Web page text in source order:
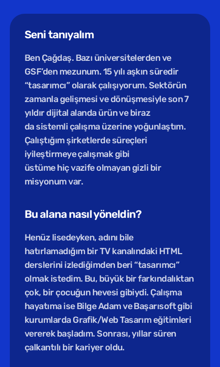
Seni tanıyalım
Ben Çağdaş. Bazı üniversitelerden ve
GSF’den mezunum. 15 yılı aşkın süredir
“tasarımcı” olarak çalışıyorum. Sektörün
zamanla gelişmesi ve dönüşmesiyle son 7
yıldır dijital alanda ürün ve biraz
da sistemli çalışma üzerine yoğunlaştım.
Çalıştığım şirketlerde süreçleri
iyileştirmeye çalışmak gibi
üstüme hiç vazife olmayan gizli bir
misyonum var.
Bu alana nasıl yöneldin?
Henüz lisedeyken, adını bile
hatırlamadığım bir TV kanalındaki HTML
derslerini izlediğimden beri “tasarımcı”
olmak istedim. Bu, büyük bir farkındalıktan
çok, bir çocuğun hevesi gibiydi. Çalışma
hayatıma ise Bilge Adam ve Başarısoft gibi
kurumlarda Grafik/Web Tasarım eğitimleri
vererek başladım. Sonrası, yıllar süren
çalkantılı bir kariyer oldu.